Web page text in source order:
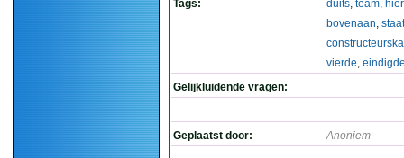
Tags:
duits, team, hier
bovenaan, staat
vierde,
Gelijkluidende vragen:
Geplaatst door: Anoniem